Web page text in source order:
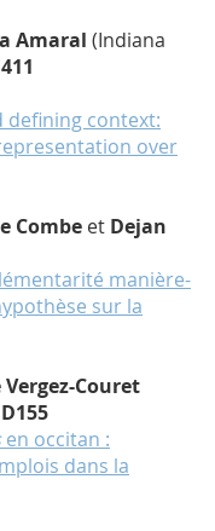
Amaral (Indiana
defining context:
over
Combe et Dejan
manière-
sur la
Couret
D155
en occitan :
dans la